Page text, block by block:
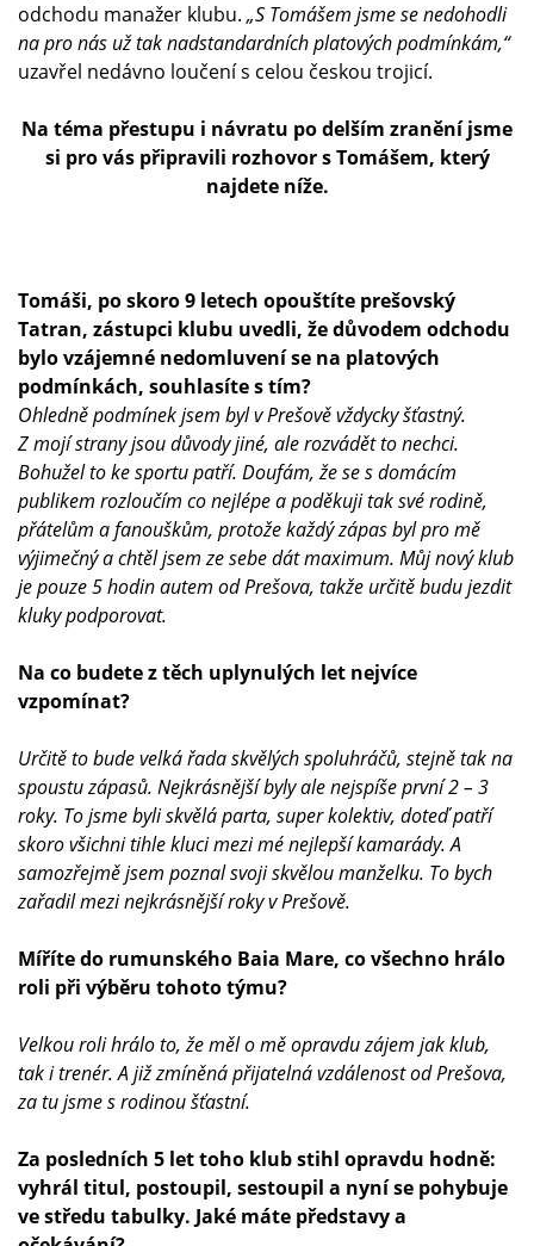
odchodu manažer klubu. „S Tomášem jsme se nedohodli
na pro nás už tak nadstandardních platových podmínkám,“
uzavřel nedávno loučení s celou českou trojicí.
Na téma přestupu i návratu po delším zranění jsme
si pro vás připravili rozhovor s Tomášem, který
najdete níže.
Tomáši, po skoro 9 letech opouštíte prešovský
Tatran, zástupci klubu uvedli, že důvodem odchodu
bylo vzájemné nedomluvení se na platových
podmínkách, souhlasíte s tím?
Ohledně podmínek jsem byl v Prešově vždycky šťastný.
Z mojí strany jsou důvody jiné, ale rozvádět to nechci.
Bohužel to ke sportu patří. Doufám, že se s domácím
publikem rozloučím co nejlépe a poděkuji tak své rodině,
přátelům a fanouškům, protože každý zápas byl pro mě
výjimečný a chtěl jsem ze sebe dát maximum. Můj nový klub
je pouze 5 hodin autem od Prešova, takže určitě budu jezdit
kluky podporovat.
Na co budete z těch uplynulých let nejvíce
vzpomínat?
Určitě to bude velká řada skvělých spoluhráčů, stejně tak na
spoustu zápasů. Nejkrásnější byly ale nejspíše první 2 – 3
roky. To jsme byli skvělá parta, super kolektiv, doteď patří
skoro všichni tihle kluci mezi mé nejlepší kamarády. A
samozřejmě jsem poznal svoji skvělou manželku. To bych
zařadil mezi nejkrásnější roky v Prešově.
Míříte do rumunského Baia Mare, co všechno hrálo
roli při výběru tohoto týmu?
Velkou roli hrálo to, že měl o mě opravdu zájem jak klub,
tak i trenér. A již zmíněná přijatelná vzdálenost od Prešova,
za tu jsme s rodinou šťastní.
Za posledních 5 let toho klub stihl opravdu hodně:
vyhrál titul, postoupil, sestoupil a nyní se pohybuje
ve středu tabulky. Jaké máte představy a